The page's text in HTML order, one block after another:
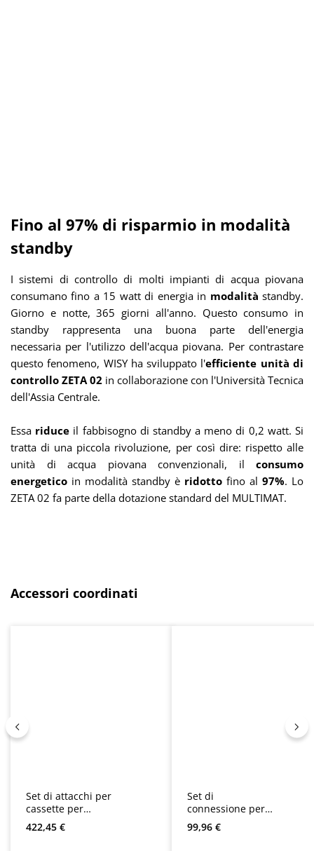
Fino al 97% di risparmio in modalità
standby
I sistemi di controllo di molti impianti di acqua piovana
consumano fino a 15 watt di energia in modalità standby.
Giorno e notte, 365 giorni all'anno. Questo consumo in
standby rappresenta una buona parte dell'energia
necessaria per l'utilizzo dell'acqua piovana. Per contrastare
questo fenomeno, WISY ha sviluppato l'efficiente unità di
controllo ZETA 02 in collaborazione con l'Università Tecnica
dell'Assia Centrale.
Essa riduce il fabbisogno di standby a meno di 0,2 watt. Si
tratta di una piccola rivoluzione, per così dire: rispetto alle
unità di acqua piovana convenzionali, il consumo
energetico in modalità standby è ridotto fino al 97%. Lo
ZETA 02 fa parte della dotazione standard del MULTIMAT.
Salta la galleria dei prodotti
Accessori coordinati
Set di attacchi per
cassette per
Multimat, Sigma,
Optima, Optima
Prezzo normale:
422,45 €
Set di
connessione per
Optima, Sigma e
Multimat /
Prezzo normale:
99,96 €